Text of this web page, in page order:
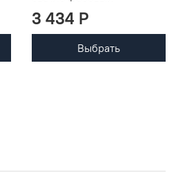
3 434 P
Выбрать